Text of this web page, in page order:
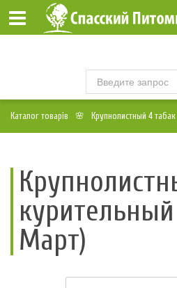
Каталог товарів Крупнолистный 4
Март)